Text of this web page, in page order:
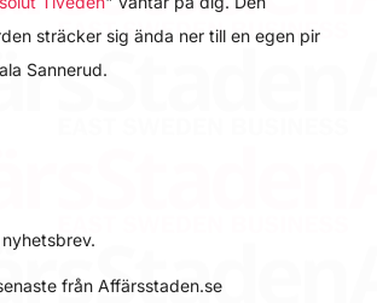
sträcker sig ända ner till en egen pir
Sannerud.
från Affärsstaden.se